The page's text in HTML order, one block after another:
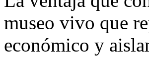
museo vivo que
económico y